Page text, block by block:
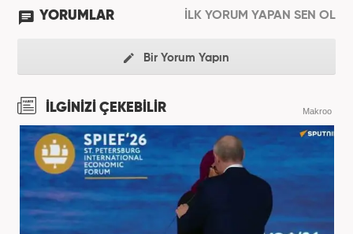
YORUMLAR İLK YORUM YAPAN SEN OL
Bir Yorum Yapın
İLGİNİZİ ÇEKEBİLİR Makroo